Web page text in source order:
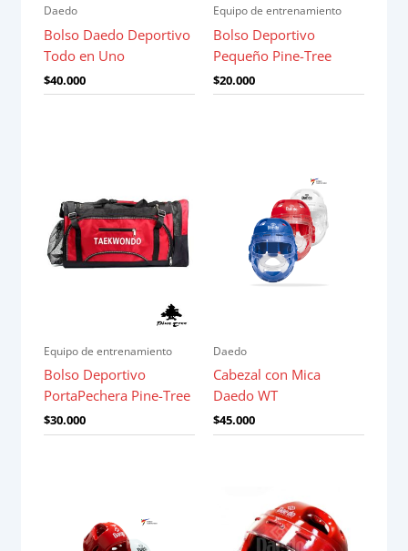
Daedo
Bolso Daedo Deportivo
Todo en Uno
$40.000
Equipo de entrenamiento
Bolso Deportivo
Pequeño Pine-Tree
$20.000
Equipo de entrenamiento
Bolso Deportivo
PortaPechera Pine-Tree
$30.000
Daedo
Cabezal con Mica
Daedo WT
$45.000